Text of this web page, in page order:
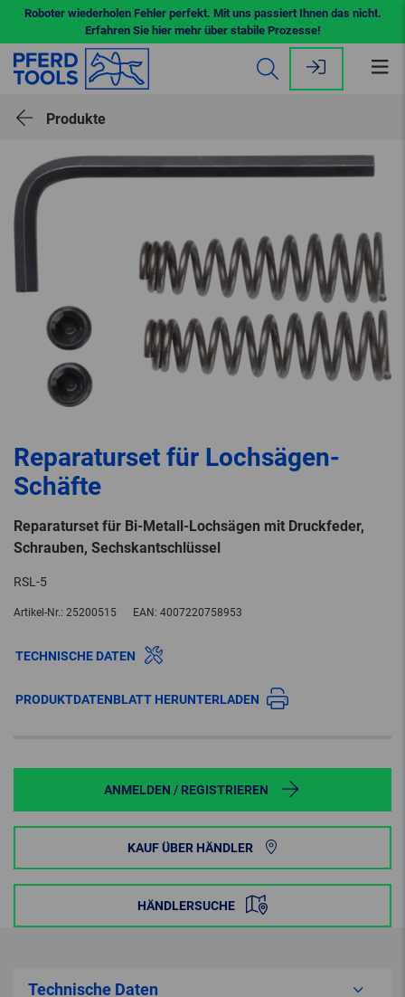
Roboter wiederholen Fehler perfekt. Mit uns passiert Ihnen das nicht.
Erfahren Sie hier mehr über stabile Prozesse!
Produkte
Reparaturset für Lochsägen-
Schäfte
Reparaturset für Bi-Metall-Lochsägen mit Druckfeder,
Schrauben, Sechskantschlüssel
RSL-5
Artikel-Nr.: 25200515 EAN: 4007220758953
TECHNISCHE DATEN
PRODUKTDATENBLATT HERUNTERLADEN
ANMELDEN / REGISTRIEREN
KAUF ÜBER HÄNDLER
HÄNDLERSUCHE
Technische Daten